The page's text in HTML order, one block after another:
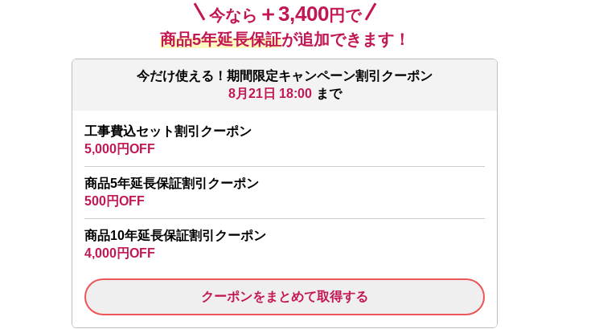
今なら ＋3,400円で
商品5年延長保証が追加できます！
今だけ使える！期間限定キャンペーン割引クーポン
8月21日 18:00 まで
工事費込セット割引クーポン
5,000円OFF
商品5年延長保証割引クーポン
500円OFF
商品10年延長保証割引クーポン
4,000円OFF
クーポンをまとめて取得する